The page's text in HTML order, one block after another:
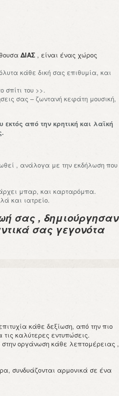
ΔΙΑΣ , είναι ένας χώρος
κάθε δική σας επιθυμία, και
του >>.
σας – ζωντανή κεφάτη μουσική,
από την κρητική και λαϊκή
, ανάλογα με την εκδήλωση που
μπαρ, και καρταρόμπα.
και ιατρείο.
σας , δημιούργησαν
σας γεγονότα
κάθε δεξίωση, από την πιο
τις καλύτερες εντυπώσεις.
στην οργάνωση κάθε λεπτομέρειας ,
συνδυάζονται αρμονικά σε ένα